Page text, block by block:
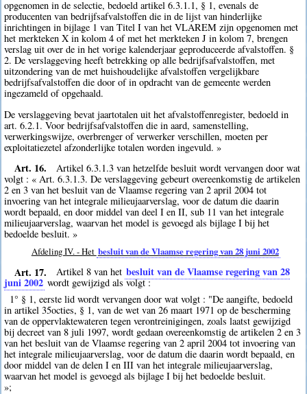
opgenomen in de selectie, bedoeld artikel 6.3.1.1, § 1, evenals de
producenten van bedrijfsafvalstoffen die in de lijst van hinderlijke
inrichtingen in bijlage 1 van Titel I van het VLAREM zijn opgenomen met
het merkteken X in kolom 4 of met het merkteken J in kolom 7, brengen
verslag uit over de in het vorige kalenderjaar geproduceerde afvalstoffen. §
2. De verslaggeving heeft betrekking op alle bedrijfsafvalstoffen, met
uitzondering van de met huishoudelijke afvalstoffen vergelijkbare
bedrijfsafvalstoffen die door of in opdracht van de gemeente werden
ingezameld of opgehaald.
De verslaggeving bevat jaartotalen uit het afvalstoffenregister, bedoeld in
art. 6.2.1. Voor bedrijfsafvalstoffen die in aard, samenstelling,
verwerkingswijze, overbrenger of verwerker verschillen, moeten per
exploitatiezetel afzonderlijke totalen worden ingevuld. »
Art. 16.
Artikel 6.3.1.3 van hetzelfde besluit wordt vervangen door wat
volgt : « Art. 6.3.1.3. De verslaggeving gebeurt overeenkomstig de artikelen
2 en 3 van het besluit van de Vlaamse regering van 2 april 2004 tot
invoering van het integrale milieujaarverslag, voor de datum die daarin
wordt bepaald, en door middel van deel I en II, sub 11 van het integrale
milieujaarverslag, waarvan het model is gevoegd als bijlage I bij het
bedoelde besluit. »
Afdeling IV. - Het besluit van de Vlaamse regering van 28 juni 2002
Art. 17. Artikel 8 van het besluit van de Vlaamse regering van 28
juni 2002 wordt gewijzigd als volgt :
1° § 1, eerste lid wordt vervangen door wat volgt : "De aangifte, bedoeld
in artikel 35octies, § 1, van de wet van 26 maart 1971 op de bescherming
van de oppervlaktewateren tegen verontreinigingen, zoals laatst gewijzigd
bij decreet van 8 juli 1997, wordt gedaan overeenkomstig de artikelen 2 en 3
van het besluit van de Vlaamse regering van 2 april 2004 tot invoering van
het integrale milieujaarverslag, voor de datum die daarin wordt bepaald, en
door middel van de delen I en III van het integrale milieujaarverslag,
waarvan het model is gevoegd als bijlage I bij het bedoelde besluit.
»;